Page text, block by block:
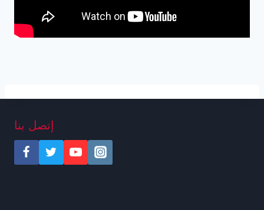
إتصل بنا